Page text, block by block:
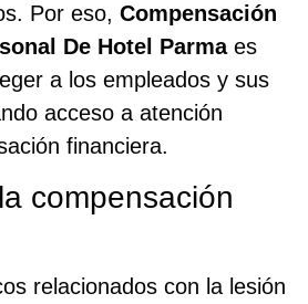
Por eso, Compensación
De Hotel Parmaes
a los empleados y sus
acceso a atención
financiera.
compensación
relacionados con la lesión